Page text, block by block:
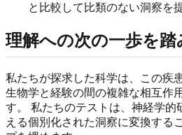
と比較して比類のない洞察を
理解への次の一歩を踏
私たちが探求した科学は、この疾
生物学と経験の間の複雑な相互作
す。 私たちのテストは、神経学的
える個別化された洞察に変換する